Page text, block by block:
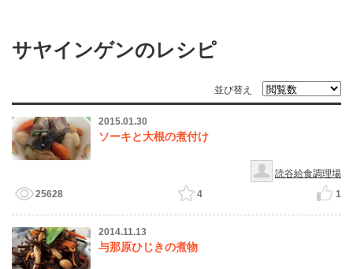
サヤインゲンのレシピ
並び替え
2015.01.30
ソーキと大根の煮付け
読谷給食調理場
25628
4 1
2014.11.13
与那原ひじきの煮物